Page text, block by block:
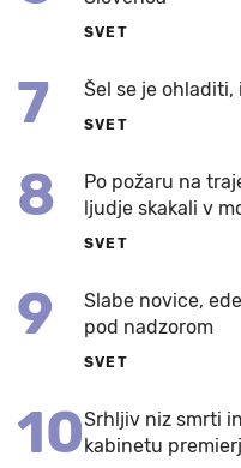
SVET
7 Šel se je
SVET
8
Po požaru na
ljudje skakali v
SVET
9
Slabe novice,
pod nadzorom
SVET
10Srhljiv niz smrti
kabinetu